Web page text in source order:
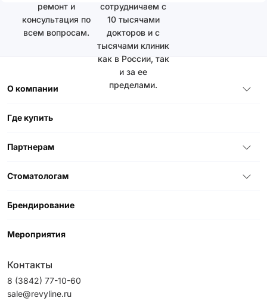
ремонт и
консультация по
всем вопросам.
сотрудничаем с
10 тысячами
докторов и с
тысячами клиник
как в России, так
и за ее
пределами.
О компании
Где купить
Партнерам
Стоматологам
Брендирование
Мероприятия
Контакты
8 (3842) 77-10-60
sale@revyline.ru